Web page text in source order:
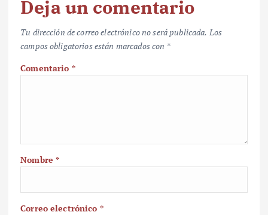
Deja un comentario
Tu dirección de correo electrónico no será publicada. Los
campos obligatorios están marcados con *
Comentario *
Nombre*
Correo electrónico *